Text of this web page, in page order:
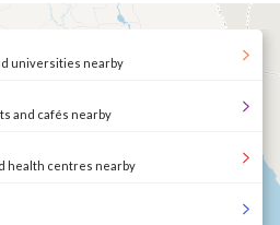
universities nearby
and cafés nearby
health centres nearby